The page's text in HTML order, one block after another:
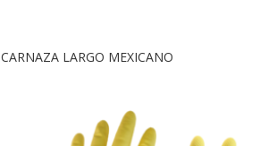
CARNAZA LARGO MEXICANO